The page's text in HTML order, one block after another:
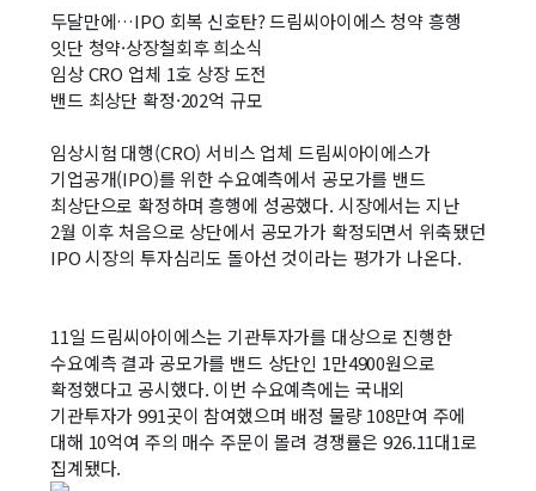
두달만에…IPO 회복 신호탄? 드림씨아이에스 청약 흥행
잇단 청약·상장철회후 희소식
임상 CRO 업체 1호 상장 도전
밴드 최상단 확정·202억 규모
임상시험 대행(CRO) 서비스 업체 드림씨아이에스가
기업공개(IPO)를 위한 수요예측에서 공모가를 밴드
최상단으로 확정하며 흥행에 성공했다. 시장에서는 지난
2월 이후 처음으로 상단에서 공모가가 확정되면서 위축됐던
IPO 시장의 투자심리도 돌아선 것이라는 평가가 나온다.
11일 드림씨아이에스는 기관투자가를 대상으로 진행한
수요예측 결과 공모가를 밴드 상단인 1만4900원으로
확정했다고 공시했다. 이번 수요예측에는 국내외
기관투자가 991곳이 참여했으며 배정 물량 108만여 주에
대해 10억여 주의 매수 주문이 몰려 경쟁률은 926.11대1로
집계됐다.